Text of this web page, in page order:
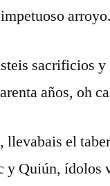
arroyo.
sacrificios y
años, oh
llevabais el
y Quiún, ídolos